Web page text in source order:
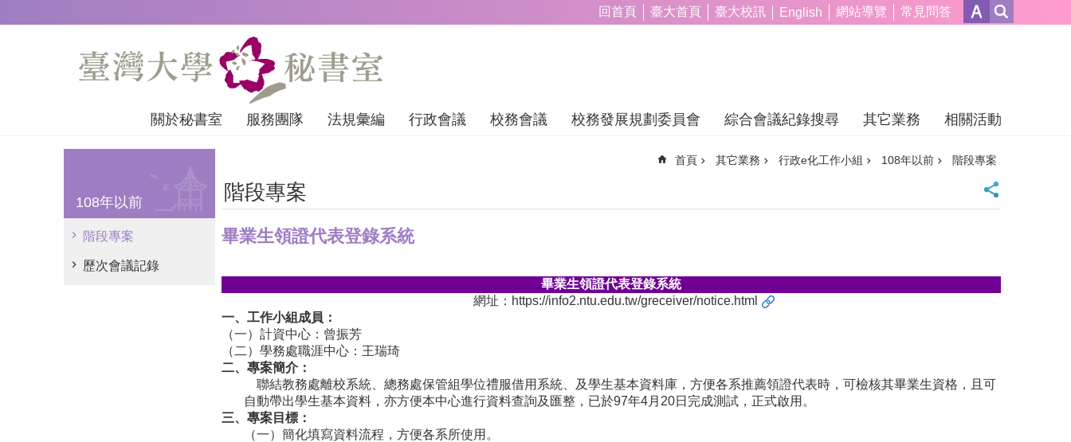
回首頁 臺大首頁 臺大校訊 English 網站導覽 常見問答
關於秘書室 服務團隊 法規彙編 行政會議 校務會議 校務發展規劃委員會 綜合會議紀錄搜尋 其它業務 相關活動
108年以前
階段專案
歷次會議記錄
首頁 其它業務 行政e化工作小組 108年以前 階段專案
階段專案
畢業生領證代表登錄系統
畢業生領證代表登錄系統
網址： https://info2.ntu.edu.tw/greceiver/notice.html
一、工作小組成員：
（一）計資中心：曾振芳
（二）學務處職涯中心：王瑞琦
二、專案簡介：
聯結教務處離校系統、總務處保管組學位禮服借用系統、及學生基本資料庫，方便各系推薦領證代表時，可檢核其畢業生資格，且可
自動帶出學生基本資料，亦方便本中心進行資料查詢及匯整，已於97年4月20日完成測試，正式啟用。
三、專案目標：
（一）簡化填寫資料流程，方便各系所使用。